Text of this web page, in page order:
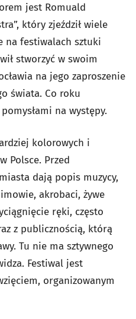
jest Romuald
który zjeździł wiele
na festiwalach sztuki
stworzyć w swoim
na jego zaproszenie
świata. Co roku
na występy.
kolorowych i
Polsce. Przed
dają popis muzycy,
akrobaci, żywe
ręki, często
z publicznością, którą
Tu nie ma sztywnego
Festiwal jest
organizowanym